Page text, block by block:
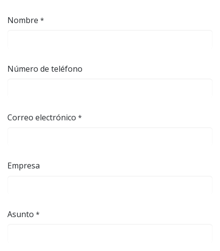
Nombre *
Número de teléfono
Correo electrónico *
Empresa
Asunto *